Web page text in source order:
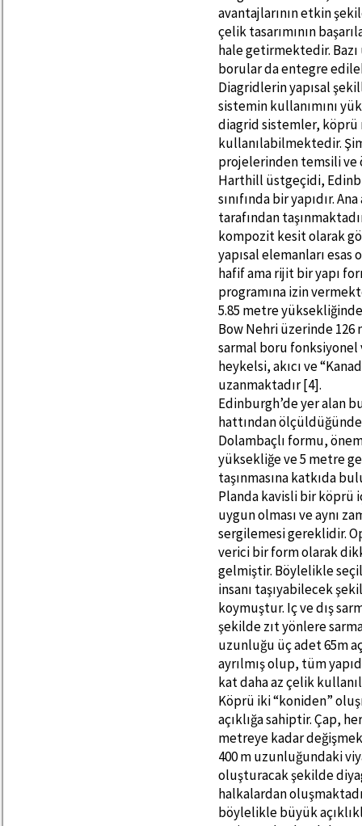
avantajlarının etkin
çelik tasarımının
hale getirmektedir.
borular da entegre
Diagridlerin yapısal
sistemin kullanımını
diagrid sistemler, köprü
kullanılabilmektedir.
projelerinden temsili
Harthill üstgeçidi,
sınıfında bir yapıdır.
tarafından
kompozit kesit olarak
yapısal elemanları
hafif ama rijit bir yapı
programına izin
5.85 metre
Bow Nehri üzerinde 126
sarmal boru
heykelsi, akıcı ve
uzanmaktadır [4].
Edinburgh’de yer alan
hattından
Dolambaçlı formu,
yüksekliğe ve 5 metre
taşınmasına katkıda
Planda kavisli bir köprü
uygun olması ve aynı
sergilemesi gereklidir.
verici bir form olarak
gelmiştir. Böylelikle
insanı taşıyabilecek
koymuştur. Iç ve dış
şekilde zıt yönlere
uzunluğu üç adet 65m
ayrılmış olup, tüm
kat daha az çelik
Köprü iki “koniden”
açıklığa sahiptir. Çap,
metreye kadar
400 m uzunluğundaki
oluşturacak şekilde
halkalardan
böylelikle büyük